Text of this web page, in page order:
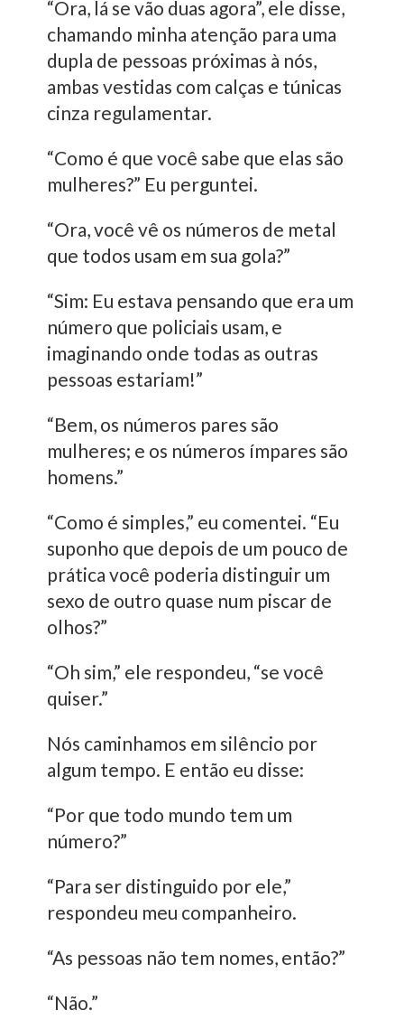
“Ora, lá se vão duas agora”, ele disse,
chamando minha atenção para uma
dupla de pessoas próximas à nós,
ambas vestidas com calças e túnicas
cinza regulamentar.
“Como é que você sabe que elas são
mulheres?” Eu perguntei.
“Ora, você vê os números de metal
que todos usam em sua gola?”
“Sim: Eu estava pensando que era um
número que policiais usam, e
imaginando onde todas as outras
pessoas estariam!”
“Bem, os números pares são
mulheres; e os números ímpares são
homens.”
“Como é simples,” eu comentei. “Eu
suponho que depois de um pouco de
prática você poderia distinguir um
sexo de outro quase num piscar de
olhos?”
“Oh sim,” ele respondeu, “se você
quiser.”
Nós caminhamos em silêncio por
algum tempo. E então eu disse:
“Por que todo mundo tem um
número?”
“Para ser distinguido por ele,”
respondeu meu companheiro.
“As pessoas não tem nomes, então?”
“Não.”